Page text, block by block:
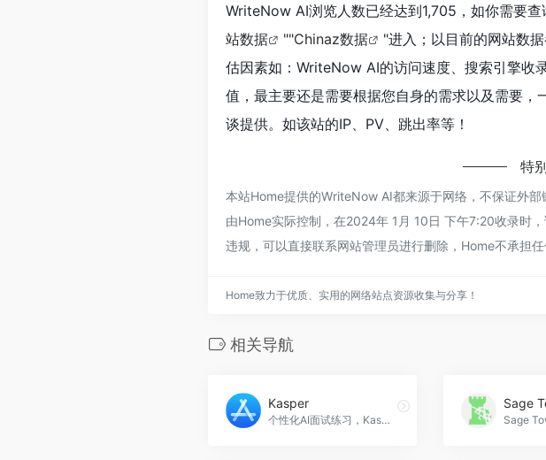
WriteNow AI浏览人数已经达到1,705，如你需要
站数据
""Chinaz数据
"进入；以目前的网站数
估因素如：WriteNow AI的访问速度、搜索引擎收
值，最主要还是需要根据您自身的需求以及需要
谈提供。如该站的IP、PV、跳出率等！
特
本站Home提供的WriteNow AI都来源于网络，不保证外
由Home实际控制，在2024年 1月 10日 下午7:20收录时
违规，可以直接联系网站管理员进行删除，Home不承担任
Home致力于优质、实用的网络站点资源收集与分享！
相关导航
Kasper
个性化AI面试练习，Kasper官网入口网址
Sage